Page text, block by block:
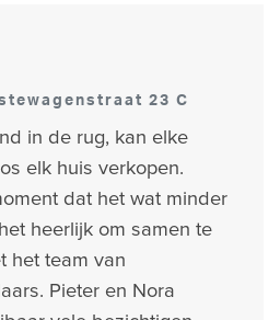
23 C
in de rug, kan elke
elk huis verkopen.
dat het wat minder
heerlijk om samen te
het team van
Pieter en Nora